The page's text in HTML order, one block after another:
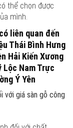
thể chọn được
mình.
liên quan đến
Thái Bình Hưng
Hải Kiến Xương
Lộc Nam Trực
Ý Yên
với giá sàn gỗ công